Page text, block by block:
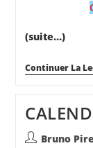
(suite…)
Continuer La
Auteur/autrice
Bruno Pire